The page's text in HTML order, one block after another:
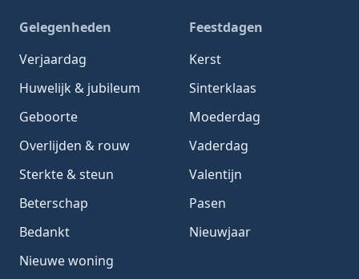
Gelegenheden
Verjaardag
Huwelijk & jubileum
Geboorte
Overlijden & rouw
Sterkte & steun
Beterschap
Bedankt
Nieuwe woning
Feestdagen
Kerst
Sinterklaas
Moederdag
Vaderdag
Valentijn
Pasen
Nieuwjaar